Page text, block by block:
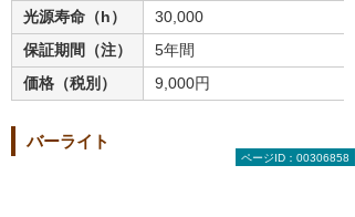
光源寿命（h）
30,000
保証期間（注）
5年間
価格（税別）
9,000円
バーライト
ページID：00306858